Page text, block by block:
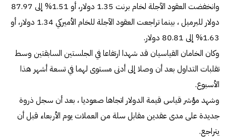
وانخفضت العقود الآجلة لخام برنت 1.35 دولار، أو 1.51% إلى 87.97
دولار للبرميل ، بينما تراجعت العقود الآجلة للخام الأميركي 1.34 دولار، أو
1.63% إلى 80.81 دولار.
وكان الخامان القياسيان قد شهدا ارتفاعا في الجلستين السابقتين وسط
تقلبات التداول بعد أن وصلا إلى أدنى مستوى لهما في تسعة أشهر هذا
الأسبوع.
وشهد مؤشر قياس قيمة الدولار اتجاها صعوديا ، بعد أن سجل ذروة
جديدة على مدى عقدين مقابل سلة من العملات يوم الأربعاء قبل أن
يتراجع.